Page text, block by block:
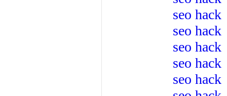
seo hack
seo hack
seo hack
seo hack
seo hack